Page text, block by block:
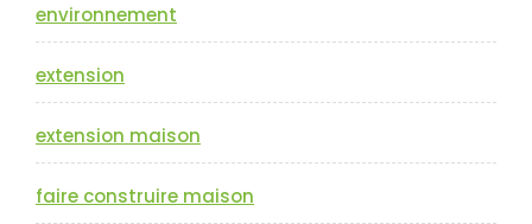
environnement
extension
extension maison
faire construire maison